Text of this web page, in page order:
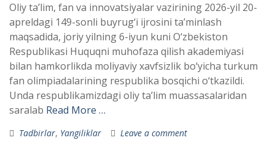
Oliy ta’lim, fan va innovatsiyalar vazirining 2026-yil 20-
apreldagi 149-sonli buyrug‘i ijrosini ta’minlash
maqsadida, joriy yilning 6-iyun kuni O‘zbekiston
Respublikasi Huquqni muhofaza qilish akademiyasi
bilan hamkorlikda moliyaviy xavfsizlik bo‘yicha turkum
fan olimpiadalarining respublika bosqichi o‘tkazildi.
Unda respublikamizdagi oliy ta’lim muassasalaridan
saralab Read More …
Tadbirlar, Yangiliklar Leave a comment